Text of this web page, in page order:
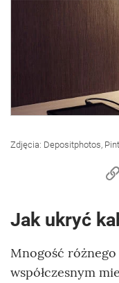
Zdjęcia: Depositphotos,
Jak ukryć
Mnogość
współczesnym